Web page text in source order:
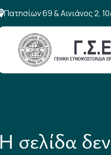
Πατησίων 69 & Αινιάνος 2,
Η σελίδα